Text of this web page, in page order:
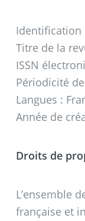
Identification
Titre de la
ISSN
Périodicité
Langues :
Année de
Droits de
L’ensemble
française et